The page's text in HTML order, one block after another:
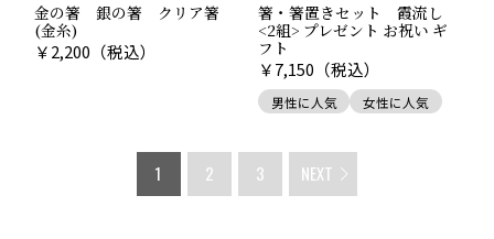
金の箸 銀の箸 クリア箸
(金糸)
￥2,200 （税込）
箸・箸置きセット 霞流し
<2組> プレゼント お祝い ギ
フト
￥7,150 （税込）
男性に人気 女性に人気
1 2 3 NEXT